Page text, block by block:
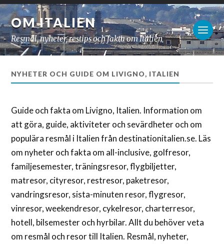
OM ITALIEN
Resmål, nyheter, restips och fakta om Italien
NYHETER OCH GUIDE OM LIVIGNO, ITALIEN
Guide och fakta om Livigno, Italien. Information om
att göra, guide, aktiviteter och sevärdheter och om
populära resmål i Italien från destinationitalien.se. Läs
om nyheter och fakta om all-inclusive, golfresor,
familjesemester, träningsresor, flygbiljetter,
matresor, cityresor, restresor, paketresor,
vandringsresor, sista-minuten resor, flygresor,
vinresor, weekendresor, cykelresor, charterresor,
hotell, bilsemester och hyrbilar. Allt du behöver veta
om resmål och resor till Italien. Resmål, nyheter,